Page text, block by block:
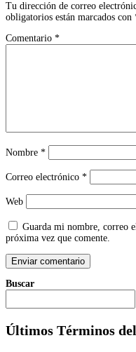
Tu dirección de correo
obligatorios están marcados con
Comentario *
Nombre *
Correo electrónico *
Web
Guarda mi nombre, correo
próxima vez que comente.
Buscar
Últimos Términos